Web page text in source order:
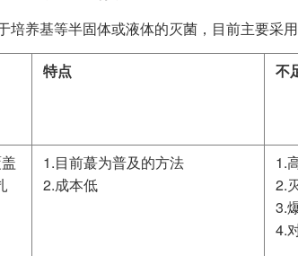
培养基等半固体或液体的灭菌，目前主要采
特点 不
1.目前蕞为普及的方法
2.成本低
1.
2.
3.
4.